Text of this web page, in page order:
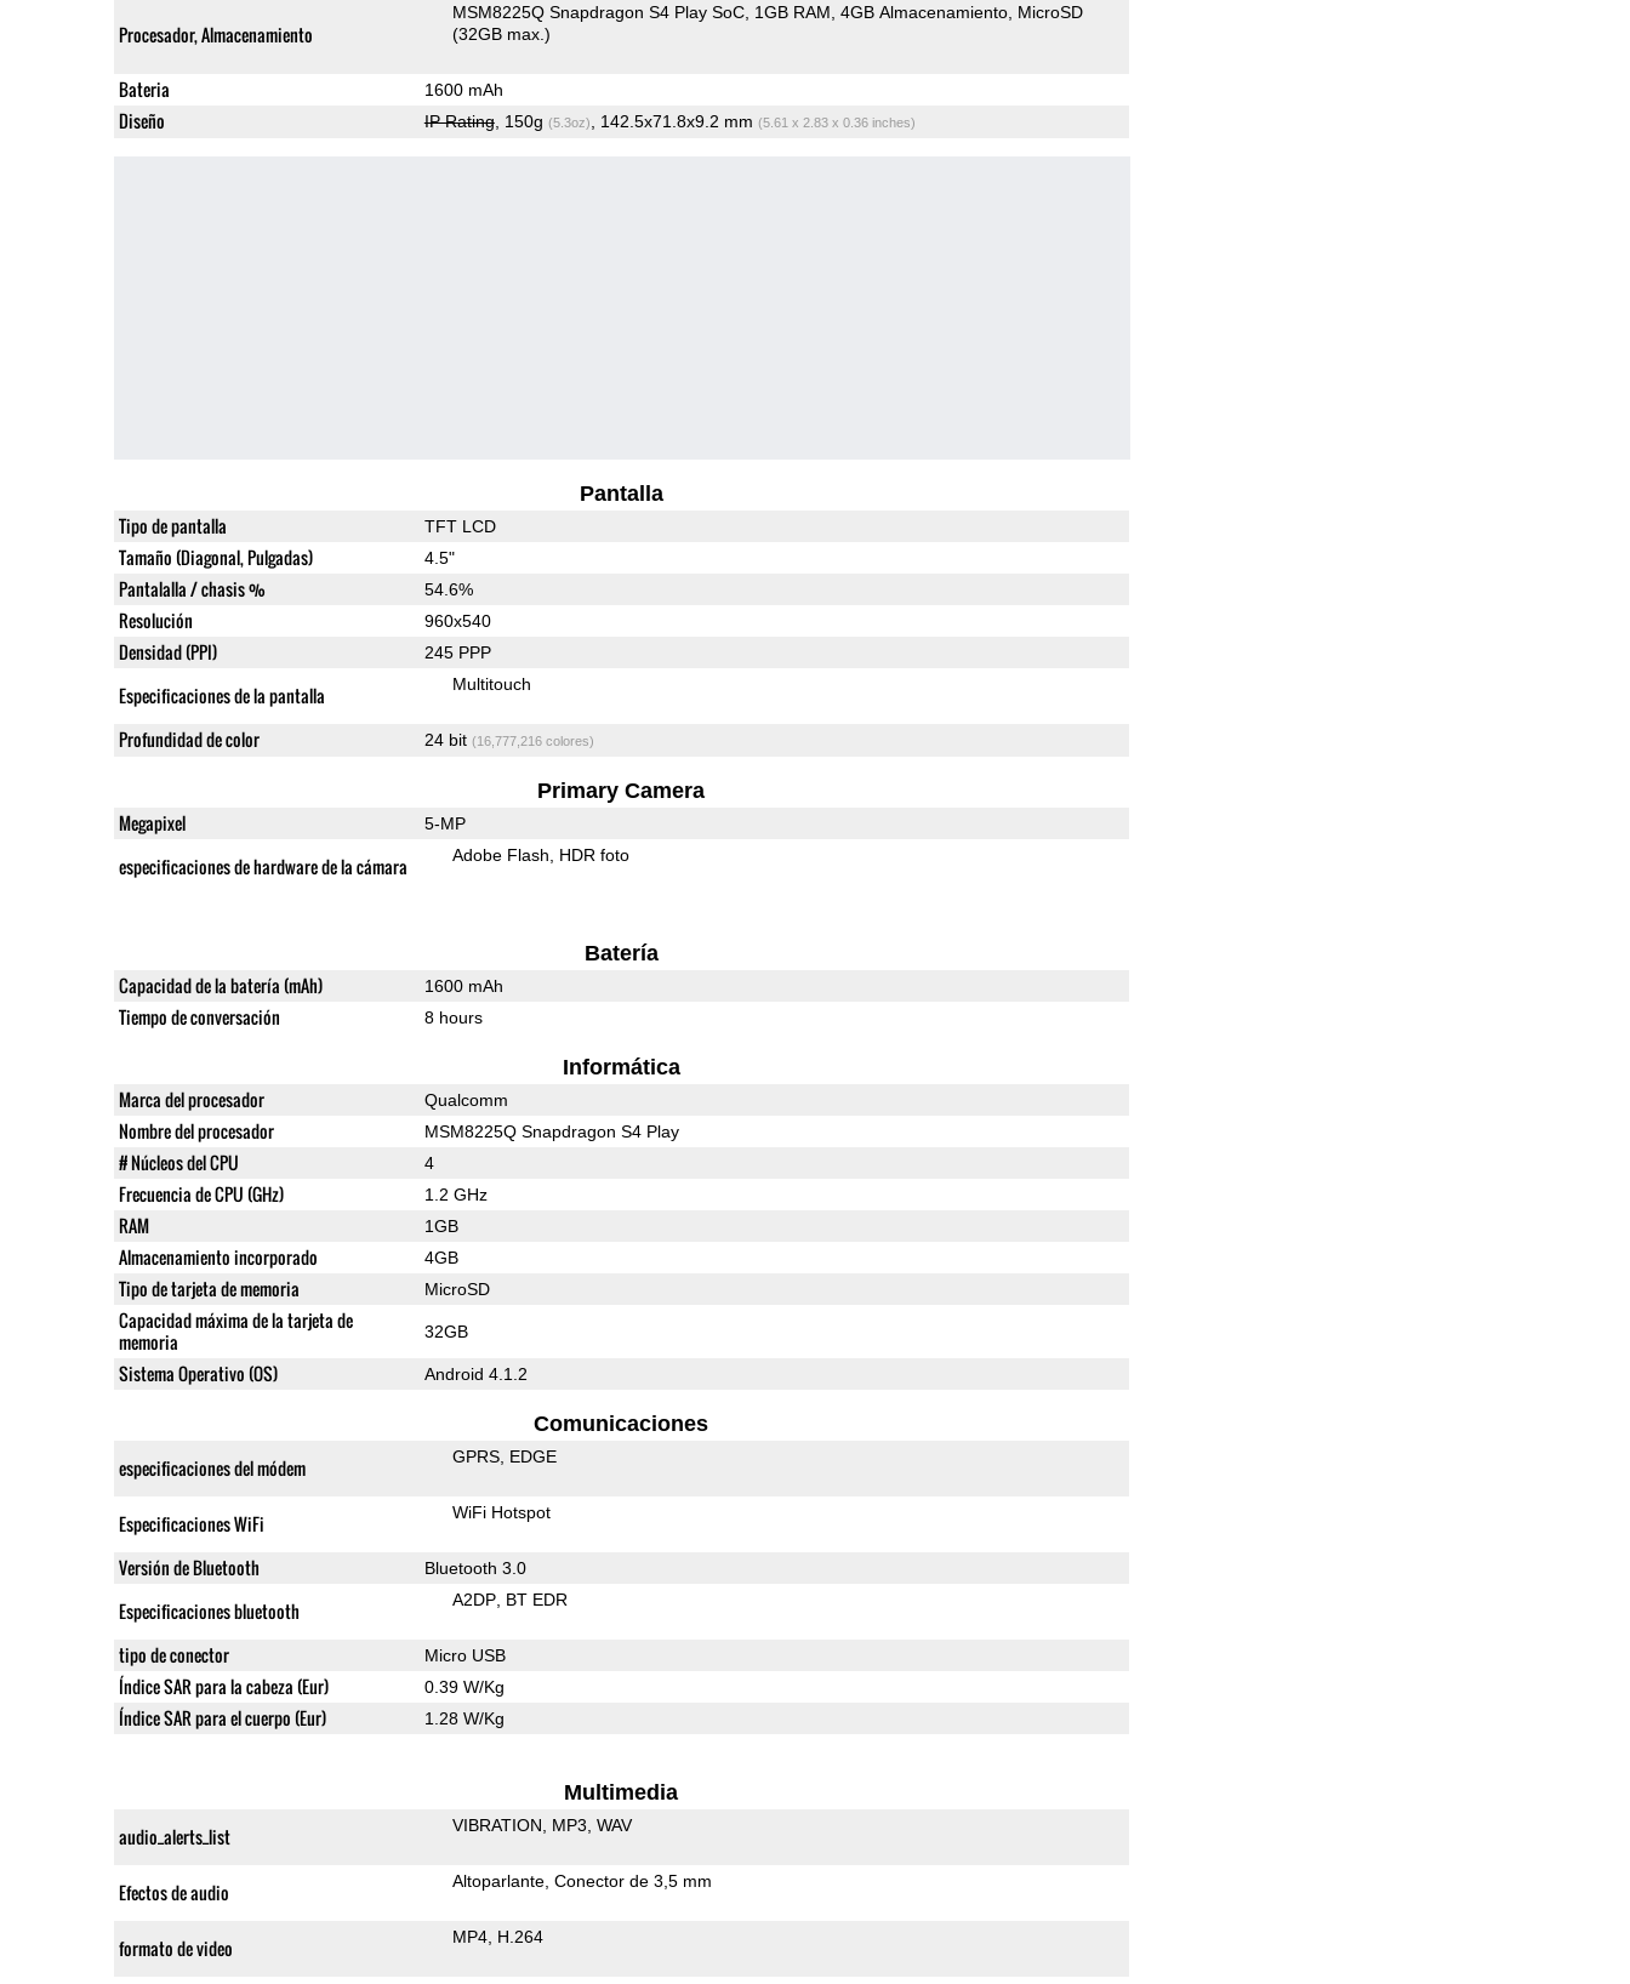
Procesador, Almacenamiento
MSM8225Q Snapdragon S4 Play SoC 1GB RAM 4GB Almacenamiento MicroSD
(32GB max.)
Bateria 1600 mAh
Diseño IP Rating, 150g (5.3oz) , 142.5x71.8x9.2 mm (5.61 x 2.83 x 0.36 inches)
Pantalla
Tipo de pantalla TFT LCD
Tamaño (Diagonal, Pulgadas) 4.5"
Pantalalla / chasis % 54.6%
Resolución 960x540
Densidad (PPI) 245 PPP
Especificaciones de la pantalla Multitouch
Profundidad de color 24 bit (16,777,216 colores)
Primary Camera
Megapixel 5-MP
especificaciones de hardware de la cámara Adobe Flash HDR foto
Batería
Capacidad de la batería (mAh) 1600 mAh
Tiempo de conversación 8 hours
Informática
Marca del procesador Qualcomm
Nombre del procesador MSM8225Q Snapdragon S4 Play
# Núcleos del CPU 4
Frecuencia de CPU (GHz) 1.2 GHz
RAM 1GB
Almacenamiento incorporado 4GB
Tipo de tarjeta de memoria MicroSD
Capacidad máxima de la tarjeta de
memoria
32GB
Sistema Operativo (OS) Android 4.1.2
Comunicaciones
especificaciones del módem GPRS EDGE
Especificaciones WiFi WiFi Hotspot
Versión de Bluetooth Bluetooth 3.0
Especificaciones bluetooth A2DP BT EDR
tipo de conector Micro USB
Índice SAR para la cabeza (Eur) 0.39 W/Kg
Índice SAR para el cuerpo (Eur) 1.28 W/Kg
Multimedia
audio_alerts_list VIBRATION MP3 WAV
Efectos de audio Altoparlante Conector de 3,5 mm
formato de video MP4 H.264